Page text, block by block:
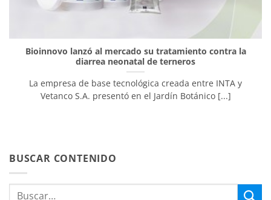
Bioinnovo lanzó al mercado su tratamiento contra la
diarrea neonatal de terneros
La empresa de base tecnológica creada entre INTA y
Vetanco S.A. presentó en el Jardín Botánico [...]
BUSCAR CONTENIDO